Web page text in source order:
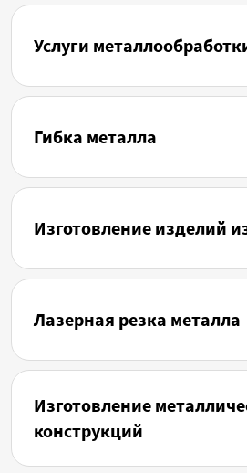
Услуги
Гибка металла
Изготовление изделий
Лазерная резка металла
Изготовление
конструкций